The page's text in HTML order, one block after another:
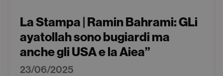
La Stampa | Ramin Bahrami: GLi
ayatollah sono bugiardi ma
anche gli USA e la Aiea”
23/06/2025